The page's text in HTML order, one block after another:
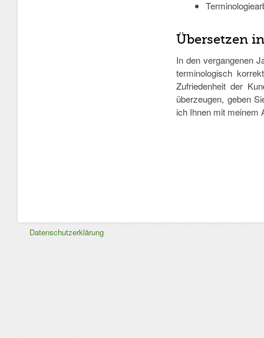
Übersetzen
In den vergangenen
terminologisch
Zufriedenheit der
überzeugen, geben
ich Ihnen mit meinem
Datenschutzerklärung